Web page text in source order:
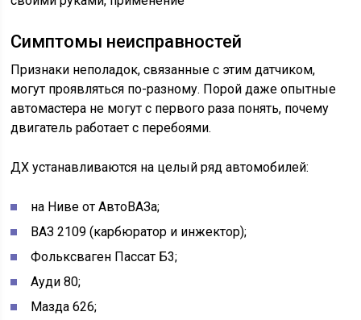
Симптомы неисправностей
Признаки неполадок, связанные с этим датчиком,
могут проявляться по-разному. Порой даже опытные
автомастера не могут с первого раза понять, почему
двигатель работает с перебоями.
ДХ устанавливаются на целый ряд автомобилей:
на Ниве от АвтоВАЗа;
ВАЗ 2109 (карбюратор и инжектор);
Фольксваген Пассат Б3;
Ауди 80;
Мазда 626;